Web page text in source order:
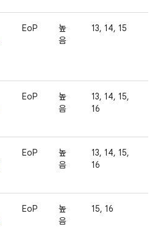
EoP
높
음
13, 14, 15
EoP
높
음
13, 14, 15,
16
EoP
높
음
13, 14, 15,
16
EoP
높
음
15, 16